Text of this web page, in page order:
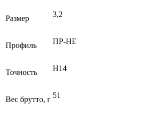
Размер 3,2
Профиль ПР-НЕ
Точность H14
Вес брутто, г 51